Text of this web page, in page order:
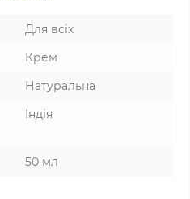
Для всіх
Крем
Натуральна
Індія
50 мл